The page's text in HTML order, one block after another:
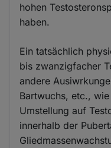
hohen
haben.
Ein tatsächlich
bis zwanzigfacher
andere
Bartwuchs, etc.,
Umstellung auf
innerhalb der